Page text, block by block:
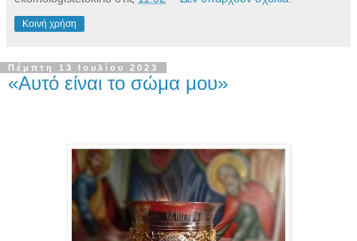
Κοινή χρήση
Πέμπτη 13 Ιουλίου 2023
«Αυτό είναι το σώμα μου»